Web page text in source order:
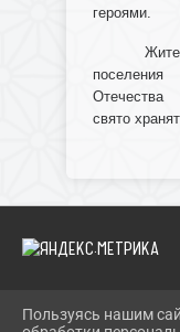
героями.
свято
2026 Г. IBRBIB.RU
Пользуясь нашим